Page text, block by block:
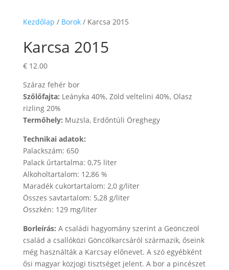
Kezdőlap / Borok/ Karcsa 2015
Karcsa 2015
€12.00
Száraz fehér bor
Szőlőfajta: Leányka 40%, Zöld veltelini 40%, Olasz
rizling 20%
Termőhely: Muzsla, Erdőntúli Öreghegy
Technikai adatok:
Palackszám: 650
Palack űrtartalma: 0,75 liter
Alkoholtartalom: 12,86 %
Maradék cukortartalom: 2,0 g/liter
Összes savtartalom: 5,28 g/liter
Összkén: 129 mg/liter
Borleírás: A családi hagyomány szerint a Geönczeöl
család a csallóközi Göncölkarcsáról származik, őseink
még használták a Karcsay előnevet. A szó egyébként
ősi magyar közjogi tisztséget jelent. A bor a pincészet